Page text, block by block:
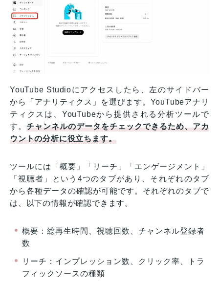
YouTube Studioにアクセスしたら、左のサイドバー
から「アナリティクス」を選びます。YouTubeアナリ
ティクスは、YouTubeから提供される分析ツールで
す。チャンネルのデータをチェックできるため、アカ
ウントの分析に役立ちます。
ツールには「概要」「リーチ」「エンゲージメント」
「視聴者」という4つのタブがあり、それぞれのタブ
から各種データの確認が可能です。それぞれのタブで
は、以下の情報が確認できます。
概要：総再生時間、視聴回数、チャンネル登録者
数
リーチ：インプレッション数、クリック率、トラ
フィックソースの種類